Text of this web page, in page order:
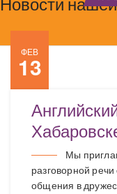
ФЕВ
13
Мы
разговорной
общения в